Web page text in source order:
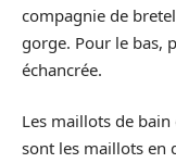
compagnie de
gorge. Pour le bas,
échancrée.
Les maillots de
sont les maillots en